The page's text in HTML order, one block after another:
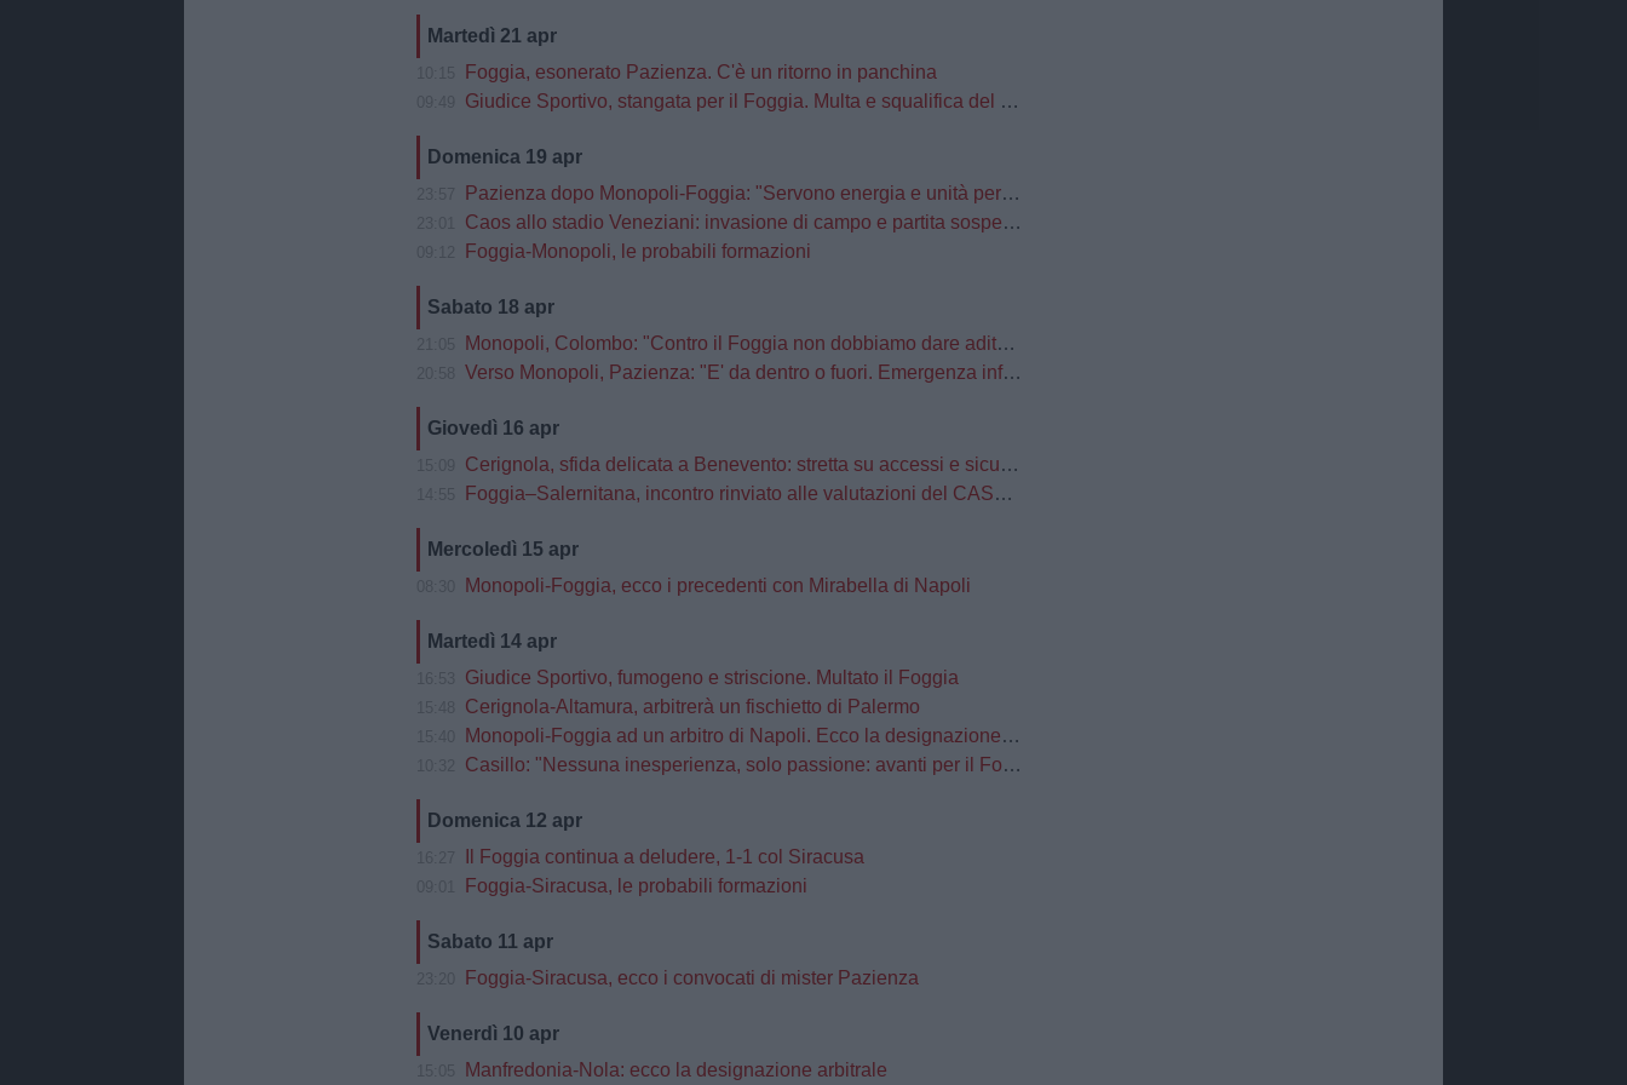
Martedì 21 apr
Foggia, esonerato Pazienza. C'è un ritorno in panchina
Giudice Sportivo, stangata per il Foggia. Multa e squalifica del campo
Domenica 19 apr
Pazienza dopo Monopoli-Foggia: "Servono energia e unità per l’ultima gara"
Caos allo stadio Veneziani: invasione di campo e partita sospesa tra Monopoli e Foggia
Foggia-Monopoli, le probabili formazioni
Sabato 18 apr
Monopoli, Colombo: "Contro il Foggia non dobbiamo dare adito a pensieri o a retropensieri"
Verso Monopoli, Pazienza: "E' da dentro o fuori. Emergenza infortuni e scelte obbligate"
Giovedì 16 apr
Cerignola, sfida delicata a Benevento: stretta su accessi e sicurezza
Foggia–Salernitana, incontro rinviato alle valutazioni del CASMS: stop alla vendita dei biglietti
Mercoledì 15 apr
Monopoli-Foggia, ecco i precedenti con Mirabella di Napoli
Martedì 14 apr
Giudice Sportivo, fumogeno e striscione. Multato il Foggia
Cerignola-Altamura, arbitrerà un fischietto di Palermo
Monopoli-Foggia ad un arbitro di Napoli. Ecco la designazione completa
Casillo: "Nessuna inesperienza, solo passione: avanti per il Foggia"
Domenica 12 apr
Il Foggia continua a deludere, 1-1 col Siracusa
Foggia-Siracusa, le probabili formazioni
Sabato 11 apr
Foggia-Siracusa, ecco i convocati di mister Pazienza
Venerdì 10 apr
Manfredonia-Nola: ecco la designazione arbitrale